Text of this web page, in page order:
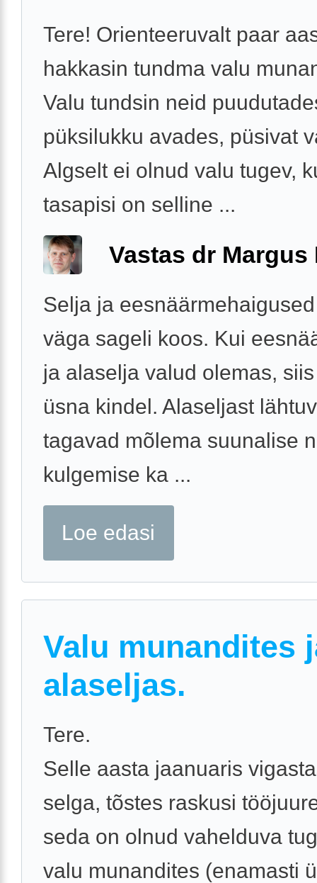
Tere! Orienteeruvalt paar
hakkasin tundma valu
Valu tundsin neid
püksilukku avades, püsivat
Algselt ei olnud valu tugev,
tasapisi on selline ...
Vastas dr Margus
Selja ja
väga sageli koos. Kui
ja alaselja valud olemas,
üsna kindel. Alaseljast
tagavad mõlema suunalise
kulgemise ka ...
Loe edasi
Valu munandites
alaseljas.
Tere.
Selle aasta jaanuaris
selga, tõstes raskusi
seda on olnud vahelduva
valu munandites (enamasti